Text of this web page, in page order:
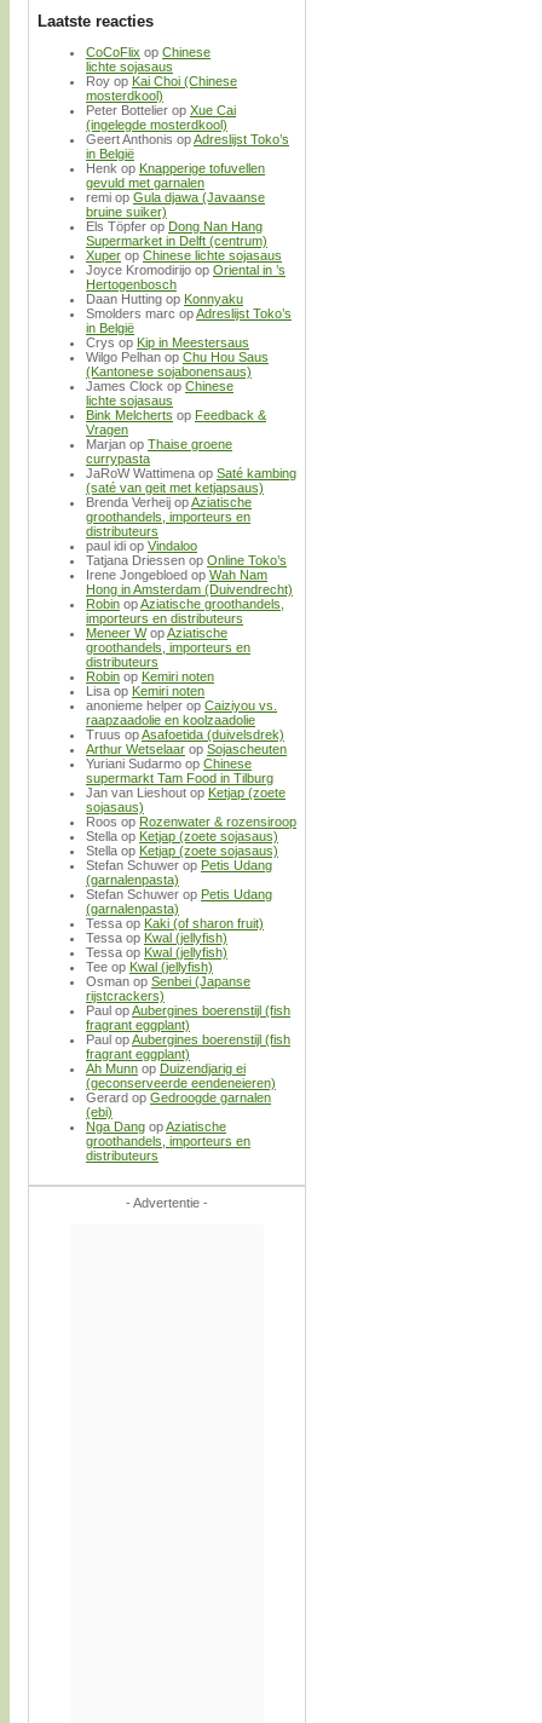
Laatste reacties
CoCoFlix op Chinese
lichte sojasaus
Roy op Kai Choi (Chinese
mosterdkool)
Peter Bottelier op Xue Cai
(ingelegde mosterdkool)
Geert Anthonis opAdreslijst Toko’s
in België
Henk op Knapperige tofuvellen
gevuld met garnalen
remi op Gula djawa (Javaanse
bruine suiker)
Els Töpfer op Dong Nan Hang
Supermarket in Delft (centrum)
Xuper op Chinese lichte sojasaus
Joyce Kromodirijo op Oriental in ’s
Hertogenbosch
Daan Hutting op Konnyaku
Smolders marc opAdreslijst Toko’s
in België
Crys op Kip in Meestersaus
Wilgo Pelhan op Chu Hou Saus
(Kantonese sojabonensaus)
James Clock op Chinese
lichte sojasaus
Bink Melcherts op Feedback &
Vragen
Marjan op Thaise groene
currypasta
JaRoW Wattimena op Saté kambing
(saté van geit met ketjapsaus)
Brenda Verheij opAziatische
groothandels, importeurs en
distributeurs
paul idi op Vindaloo
Tatjana Driessen op Online Toko’s
Irene Jongebloed op Wah Nam
Hong in Amsterdam (Duivendrecht)
Robin opAziatische groothandels,
importeurs en distributeurs
Meneer WopAziatische
groothandels, importeurs en
distributeurs
Robin op Kemiri noten
Lisa op Kemiri noten
anonieme helper op Caiziyou vs.
raapzaadolie en koolzaadolie
Truus opAsafoetida (duivelsdrek)
Arthur Wetselaar op Sojascheuten
Yuriani Sudarmo op Chinese
supermarkt Tam Food in Tilburg
Jan van Lieshout op Ketjap (zoete
sojasaus)
Roos op Rozenwater & rozensiroop
Stella op Ketjap (zoete sojasaus)
Stella op Ketjap (zoete sojasaus)
Stefan Schuwer op Petis Udang
(garnalenpasta)
Stefan Schuwer op Petis Udang
(garnalenpasta)
Tessa op Kaki (of sharon fruit)
Tessa op Kwal (jellyfish)
Tessa op Kwal (jellyfish)
Tee op Kwal (jellyfish)
Osman op Senbei (Japanse
rijstcrackers)
Paul opAubergines boerenstijl (fish
fragrant eggplant)
Paul opAubergines boerenstijl (fish
fragrant eggplant)
Ah Munn op Duizendjarig ei
(geconserveerde eendeneieren)
Gerard op Gedroogde garnalen
(ebi)
Nga Dang opAziatische
groothandels, importeurs en
distributeurs
- Advertentie -